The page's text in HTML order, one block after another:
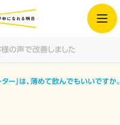
の声で改善しました
ター」は、薄めて飲んでもいいですか。